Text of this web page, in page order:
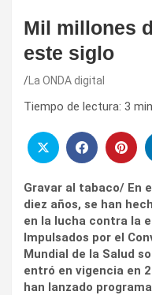
Mil millones
este siglo
La ONDA digital
Tiempo de lectura: 3
Gravar al tabaco/ En
diez años, se han
en la lucha contra la
Impulsados por el
Mundial de la Salud
entró en vigencia en
han lanzado